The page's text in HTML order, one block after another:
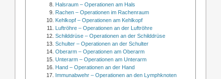
Halsraum – Operationen am Hals
Rachen – Operationen im Rachenraum
Kehlkopf – Operationen am Kehlkopf
Luftröhre – Operationen an der Luftröhre
Schilddrüse – Operationen an der Schilddrüse
Schulter – Operationen an der Schulter
Oberarm – Operationen am Oberarm
Unterarm – Operationen am Unterarm
Hand – Operationen an der Hand
Immunabwehr – Operationen an den Lymphknoten